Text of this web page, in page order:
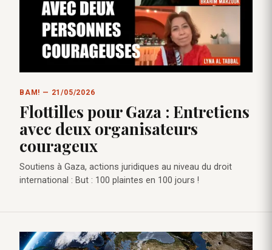
BAM! — 21/05/2026
Flottilles pour Gaza : Entretiens
avec deux organisateurs
courageux
Soutiens à Gaza, actions juridiques au niveau du droit
international : But : 100 plaintes en 100 jours !